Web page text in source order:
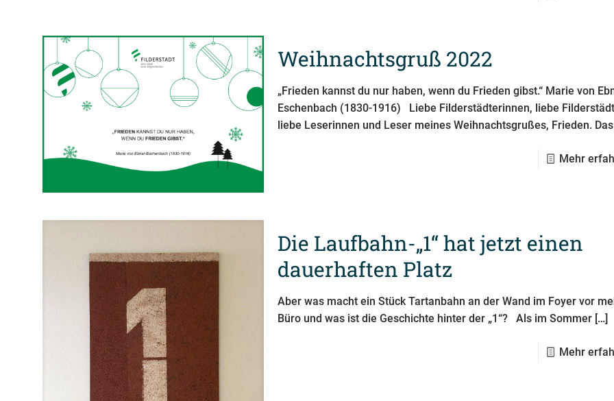
Weihnachtsgruß 2022
„Frieden kannst du nur haben, wenn du Frieden gibst.“ Marie von
Eschenbach (1830-1916) Liebe Filderstädterinnen, liebe
liebe Leserinnen und Leser meines Weihnachtsgrußes, Frieden. Das
Mehr
Die Laufbahn-„1“ hat jetzt einen
dauerhaften Platz
Aber was macht ein Stück Tartanbahn an der Wand im Foyer vor
Büro und was ist die Geschichte hinter der „1“? Als im Sommer […]
Mehr